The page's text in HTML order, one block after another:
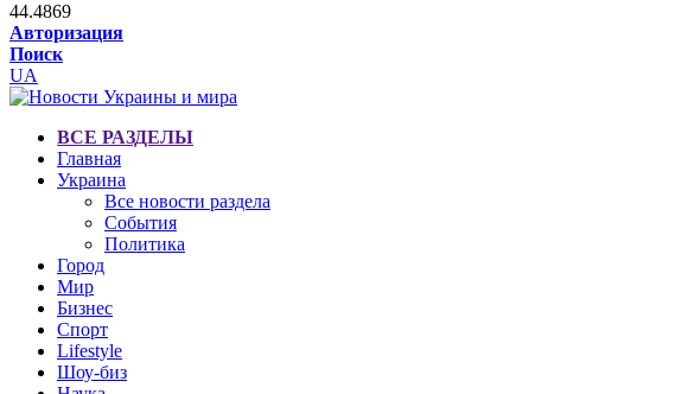
44.4869
Авторизация
Поиск
UA
ВСЕ РАЗДЕЛЫ
Главная
Украина
Все новости раздела
События
Политика
Город
Мир
Бизнес
Спорт
Lifestyle
Шоу-биз